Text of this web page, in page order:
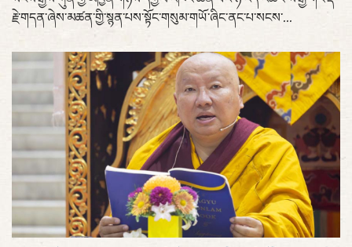
རྗེ་གདན་ཞེས་མཚན་གྱི་སྙན་པས་སྟོང་གསུམ་གཡོ་ཞིང་ནང་པ་སངས་...